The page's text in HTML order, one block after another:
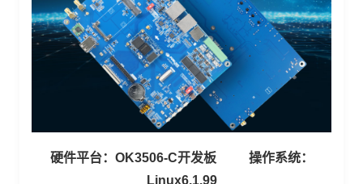
硬件平台：OK3506-C开发板
操作系统：
Linux6.1.99